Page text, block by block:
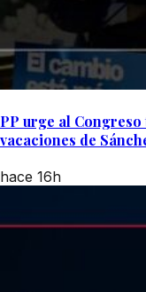
PP urge al
vacaciones de
hace 16h